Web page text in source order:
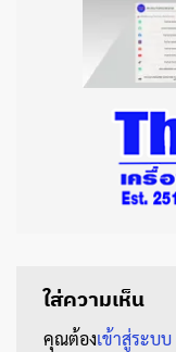
ใส่ความเห็น
คุณต้องเข้าสู่ระบบ